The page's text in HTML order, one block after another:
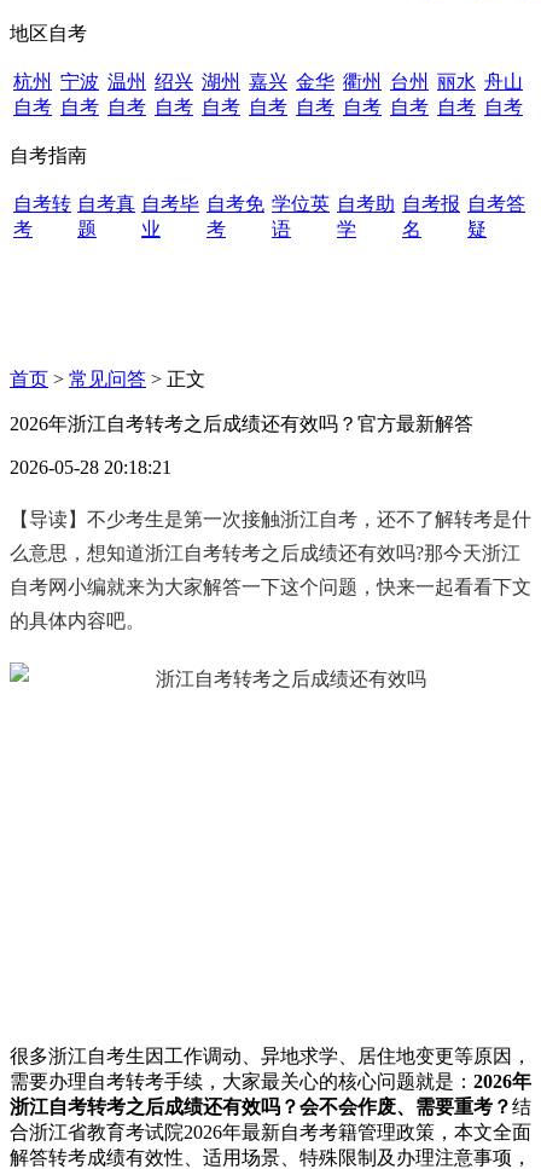
地区自考
杭州
自考
宁波
自考
温州
自考
绍兴
自考
湖州
自考
嘉兴
自考
金华
自考
衢州
自考
台州
自考
丽水
自考
舟山
自考
自考指南
自考转
考
自考真
题
自考毕
业
自考免
考
学位英
语
自考助
学
自考报
名
自考答
疑
首页 > 常见问答 > 正文
2026年浙江自考转考之后成绩还有效吗？官方最新解答
2026-05-28 20:18:21
【导读】不少考生是第一次接触浙江自考，还不了解转考是什
么意思，想知道浙江自考转考之后成绩还有效吗?那今天浙江
自考网小编就来为大家解答一下这个问题，快来一起看看下文
的具体内容吧。
很多浙江自考生因工作调动、异地求学、居住地变更等原因，
需要办理自考转考手续，大家最关心的核心问题就是： 2026年
浙江自考转考之后成绩还有效吗？会不会作废、需要重考？结
合浙江省教育考试院2026年最新自考考籍管理政策，本文全面
解答转考成绩有效性、适用场景、特殊限制及办理注意事项，